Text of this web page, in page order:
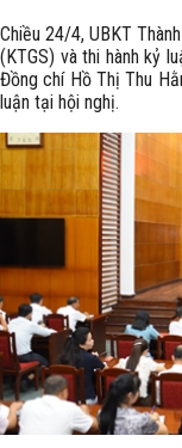
Chiều 24/4, UBKT
(KTGS) và thi hành kỷ
Đồng chí Hồ Thị Thu
luận tại hội nghị.